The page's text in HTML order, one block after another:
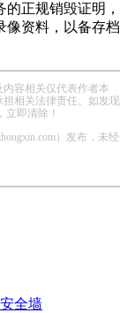
正规销毁证明，
像资料，以备存档
容相关仅代表作者本
相关法律责任。如发现
立即清除！
）发布，未经
全墙